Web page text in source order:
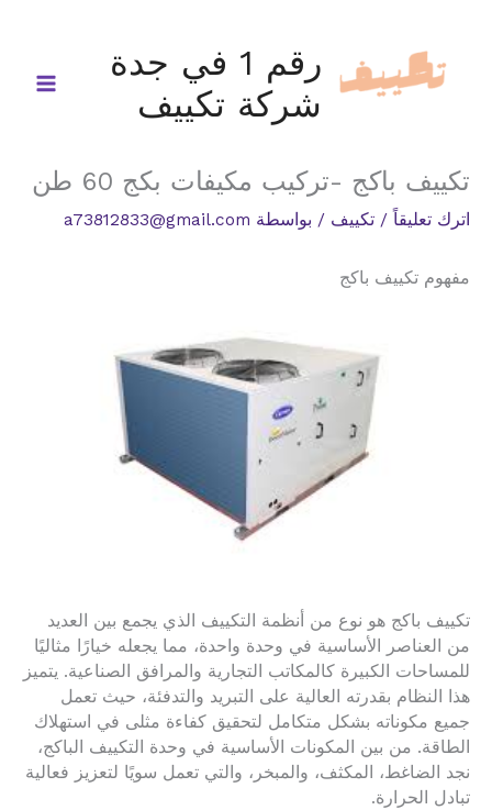
المحتوى
رقم 1 في جدة
شركة تكييف
تكييف باكج -تركيب مكيفات بكج 60 طن
اترك تعليقاً / تكييف / بواسطة a73812833@gmail.com
مفهوم تكييف باكج
تكييف باكج هو نوع من أنظمة التكييف الذي يجمع بين العديد
من العناصر الأساسية في وحدة واحدة، مما يجعله خيارًا مثاليًا
للمساحات الكبيرة كالمكاتب التجارية والمرافق الصناعية. يتميز
هذا النظام بقدرته العالية على التبريد والتدفئة، حيث تعمل
جميع مكوناته بشكل متكامل لتحقيق كفاءة مثلى في استهلاك
الطاقة. من بين المكونات الأساسية في وحدة التكييف الباكج،
نجد الضاغط، المكثف، والمبخر، والتي تعمل سويًا لتعزيز فعالية
تبادل الحرارة.